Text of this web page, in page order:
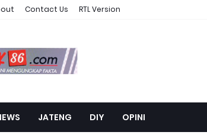
Contact Us RTL Version
JATENG DIY OPINI